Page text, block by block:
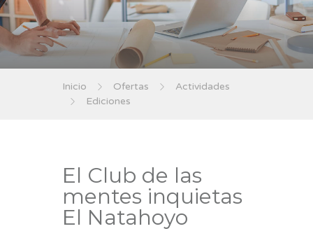
Inicio Ofertas
Actividades
Ediciones
El Club de las
mentes inquietas
El Natahoyo